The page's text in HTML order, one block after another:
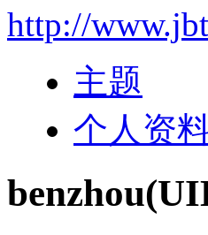
http://
主题
个人资
benzhou